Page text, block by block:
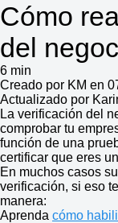
Cómo
del
6 min
Creado por KM en
Actualizado por
La verificación del
comprobar tu
función de una
certificar que eres
En muchos casos
verificación, si eso
manera:
Aprenda cómo